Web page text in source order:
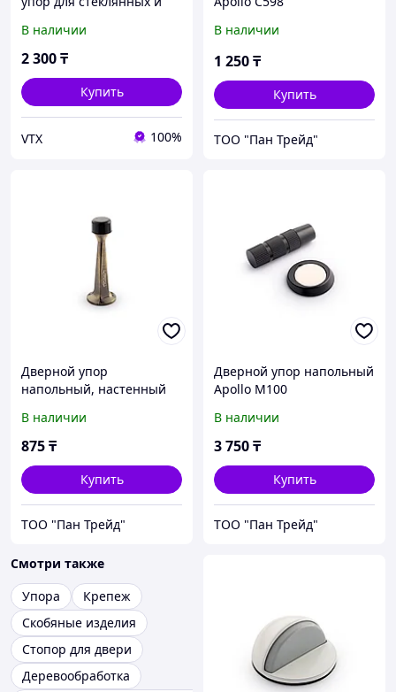
стопор двери |черный
В наличии
2 300₸
Купить
VTX 100%
В наличии
1 250₸
Купить
ТОО "Пан Трейд"
Дверной упор
напольный, настенный
В наличии
875₸
Купить
ТОО "Пан Трейд"
Дверной упор напольный
Apollo M100
В наличии
3 750₸
Купить
ТОО "Пан Трейд"
Смотри также
Упора
Крепеж
Скобяные изделия
Стопор для двери
Деревообработка